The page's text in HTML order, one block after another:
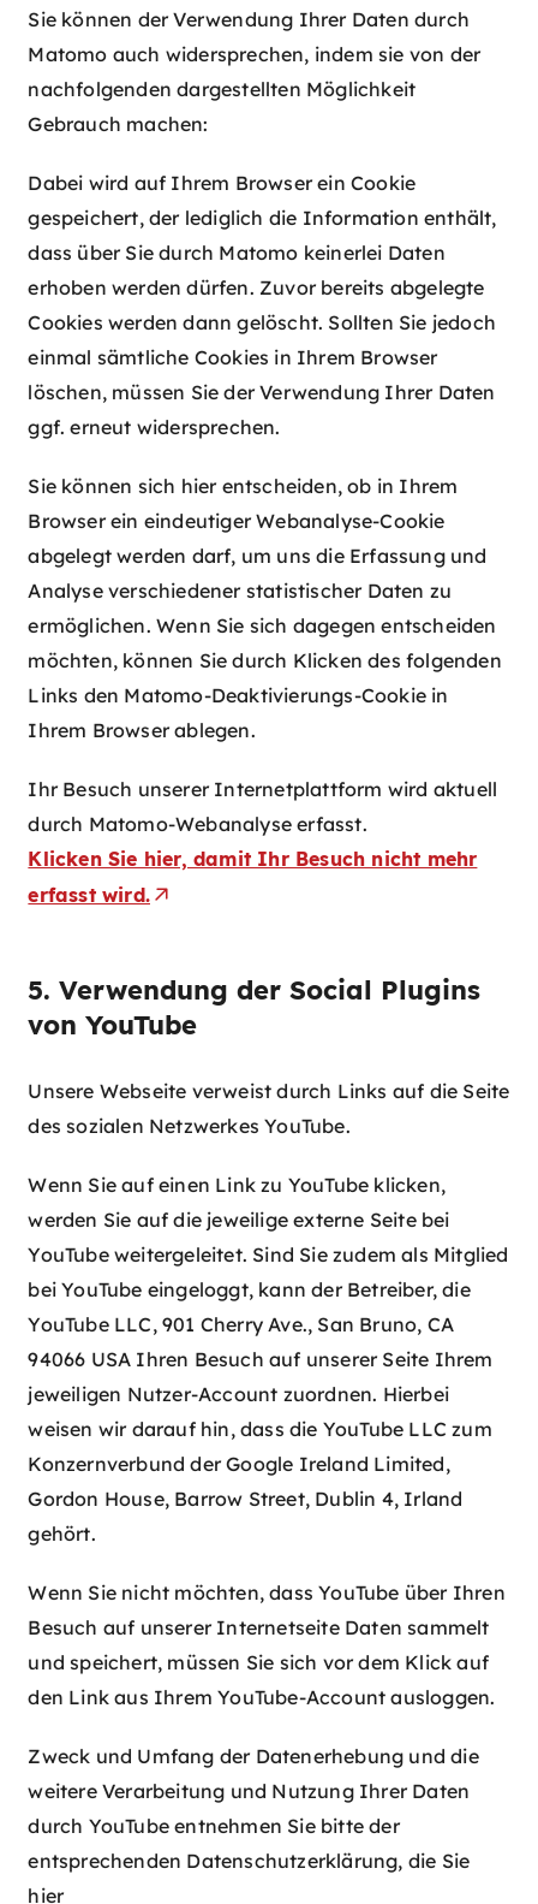
Sie können der Verwendung Ihrer Daten durch
Matomo auch widersprechen, indem sie von der
nachfolgenden dargestellten Möglichkeit
Gebrauch machen:
Dabei wird auf Ihrem Browser ein Cookie
gespeichert, der lediglich die Information enthält,
dass über Sie durch Matomo keinerlei Daten
erhoben werden dürfen. Zuvor bereits abgelegte
Cookies werden dann gelöscht. Sollten Sie jedoch
einmal sämtliche Cookies in Ihrem Browser
löschen, müssen Sie der Verwendung Ihrer Daten
ggf. erneut widersprechen.
Sie können sich hier entscheiden, ob in Ihrem
Browser ein eindeutiger Webanalyse-Cookie
abgelegt werden darf, um uns die Erfassung und
Analyse verschiedener statistischer Daten zu
ermöglichen. Wenn Sie sich dagegen entscheiden
möchten, können Sie durch Klicken des folgenden
Links den Matomo-Deaktivierungs-Cookie in
Ihrem Browser ablegen.
Ihr Besuch unserer Internetplattform wird aktuell
durch Matomo-Webanalyse erfasst.
Klicken Sie hier, damit Ihr Besuch nicht mehr
erfasst wird.
5. Verwendung der Social Plugins
von YouTube
Unsere Webseite verweist durch Links auf die Seite
des sozialen Netzwerkes YouTube.
Wenn Sie auf einen Link zu YouTube klicken,
werden Sie auf die jeweilige externe Seite bei
YouTube weitergeleitet. Sind Sie zudem als Mitglied
bei YouTube eingeloggt, kann der Betreiber, die
YouTube LLC, 901 Cherry Ave., San Bruno, CA
94066 USA Ihren Besuch auf unserer Seite Ihrem
jeweiligen Nutzer-Account zuordnen. Hierbei
weisen wir darauf hin, dass die YouTube LLC zum
Konzernverbund der Google Ireland Limited,
Gordon House, Barrow Street, Dublin 4, Irland
gehört.
Wenn Sie nicht möchten, dass YouTube über Ihren
Besuch auf unserer Internetseite Daten sammelt
und speichert, müssen Sie sich vor dem Klick auf
den Link aus Ihrem YouTube-Account ausloggen.
Zweck und Umfang der Datenerhebung und die
weitere Verarbeitung und Nutzung Ihrer Daten
durch YouTube entnehmen Sie bitte der
entsprechenden Datenschutzerklärung, die Sie
hier